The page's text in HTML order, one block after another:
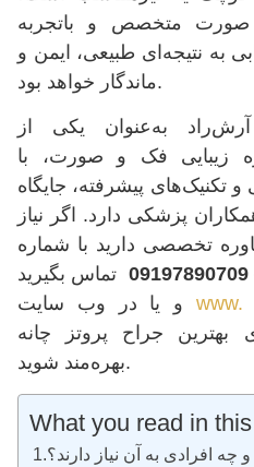
متخصص و باتجربه
به نتیجه‌ای طبیعی، ایمن و
ماندگار خواهد بود.
به‌عنوان یکی از
زیبایی فک و صورت، با
پیشرفته، جایگاه
پزشکی دارد. اگر نیاز
تخصصی دارید با شماره
تماس بگیرید
www.
بهترین جراح پروتز چانه
بهره‌مند شوید.
What you read in
افرادی به آن نیاز دارند؟